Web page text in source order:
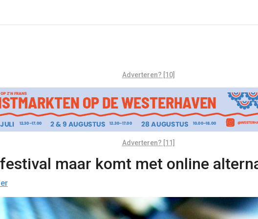
Adverteren? [10]
Adverteren? [11]
maar komt met online